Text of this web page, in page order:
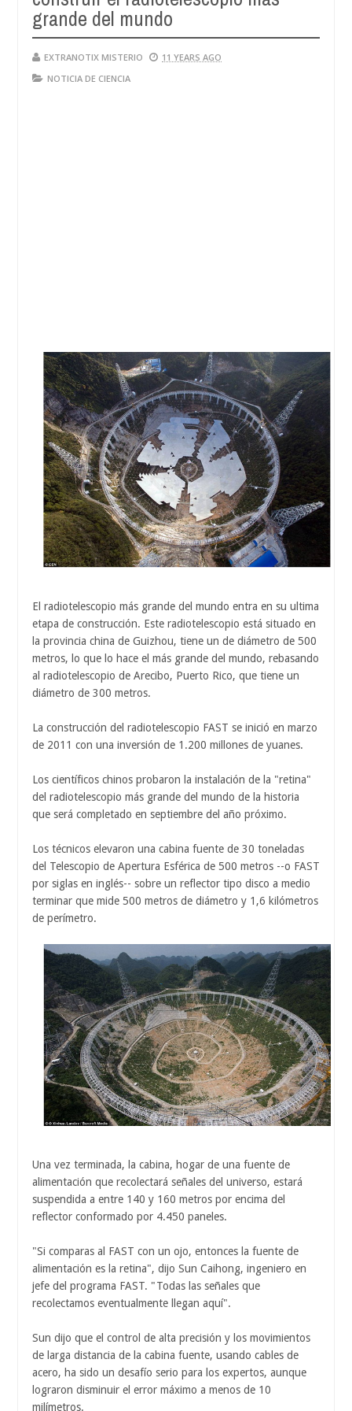
grande del mundo
EXTRANOTIX MISTERIO
11 YEARS AGO
NOTICIA DE CIENCIA
El radiotelescopio más grande del mundo entra en su ultima
etapa de construcción. Este radiotelescopio está situado en
la provincia china de Guizhou, tiene un de diámetro de 500
metros, lo que lo hace el más grande del mundo, rebasando
al radiotelescopio de Arecibo, Puerto Rico, que tiene un
diámetro de 300 metros.
La construcción del radiotelescopio FAST se inició en marzo
de 2011 con una inversión de 1.200 millones de yuanes.
Los científicos chinos probaron la instalación de la "retina"
del radiotelescopio más grande del mundo de la historia
que será completado en septiembre del año próximo.
Los técnicos elevaron una cabina fuente de 30 toneladas
del Telescopio de Apertura Esférica de 500 metros --o FAST
por siglas en inglés-- sobre un reflector tipo disco a medio
terminar que mide 500 metros de diámetro y 1,6 kilómetros
de perímetro.
Una vez terminada, la cabina, hogar de una fuente de
alimentación que recolectará señales del universo, estará
suspendida a entre 140 y 160 metros por encima del
reflector conformado por 4.450 paneles.
"Si comparas al FAST con un ojo, entonces la fuente de
alimentación es la retina", dijo Sun Caihong, ingeniero en
jefe del programa FAST. "Todas las señales que
recolectamos eventualmente llegan aquí".
Sun dijo que el control de alta precisión y los movimientos
de larga distancia de la cabina fuente, usando cables de
acero, ha sido un desafío serio para los expertos, aunque
lograron disminuir el error máximo a menos de 10
milímetros.